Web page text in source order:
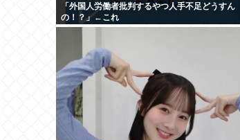
「外国人労働者批判するやつ人手不足どうすん
の！？」←これ